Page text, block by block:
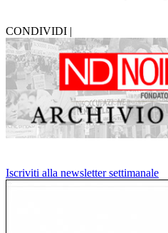
CONDIVIDI |
Iscriviti alla newsletter settimanale